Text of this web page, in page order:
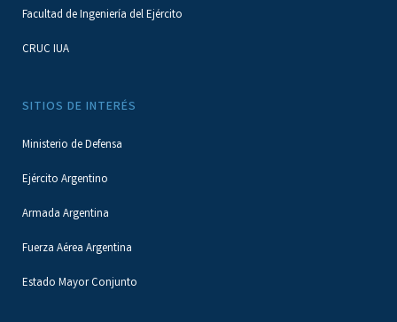
Facultad de Ingeniería del Ejército
CRUC IUA
SITIOS DE INTERÉS
Ministerio de Defensa
Ejército Argentino
Armada Argentina
Fuerza Aérea Argentina
Estado Mayor Conjunto